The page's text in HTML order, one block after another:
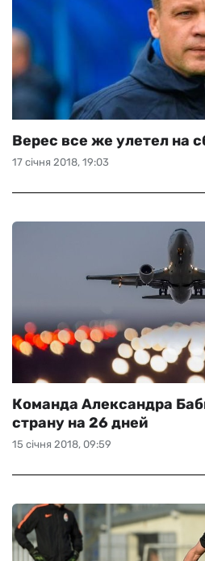
17 січня 2018, 19:03
Верес все же улетел на
15 січня 2018, 09:59
Команда Александра
страну на 26 дней